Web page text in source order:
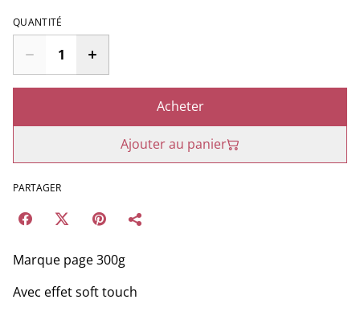
QUANTITÉ
Acheter
Ajouter au panier
PARTAGER
Marque page 300g
Avec effet soft touch